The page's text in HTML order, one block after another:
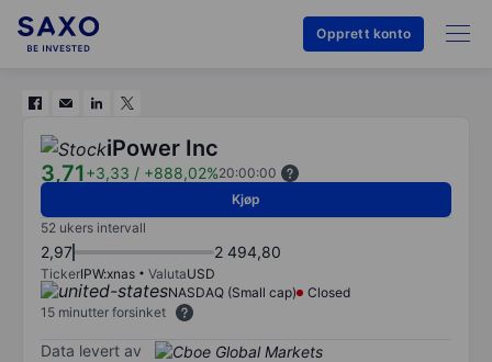
Opprett konto
iPower Inc
3,71+3,33 / +888,02%20:00:00
Kjøp
52 ukers intervall
2,97 2 494,80
TickerIPW:xnas ValutaUSD
NASDAQ (Small cap)
Closed
15 minutter forsinket
Data levert av